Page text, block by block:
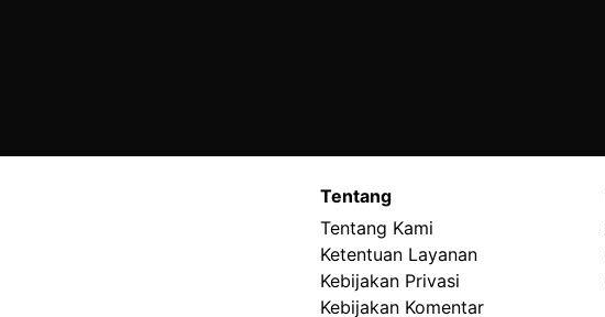
Tentang
Tentang Kami
Ketentuan Layanan
Kebijakan Privasi
Kebijakan Komentar